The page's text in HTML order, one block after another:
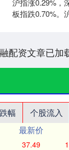
沪指涨0.29%，
板指跌0.70%。
配资文章已加
幅 个股流入
最新价
37.49